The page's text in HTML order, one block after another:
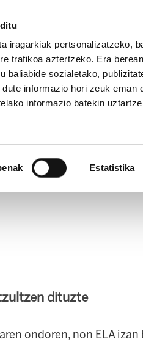
iragarkiak pertsonalizatzeko,
trafikoa aztertzeko. Era
baliabide sozialetako,
informazio hori zeuk eman
informazio batekin
Estatistika
dituzte
ondoren, non ELA